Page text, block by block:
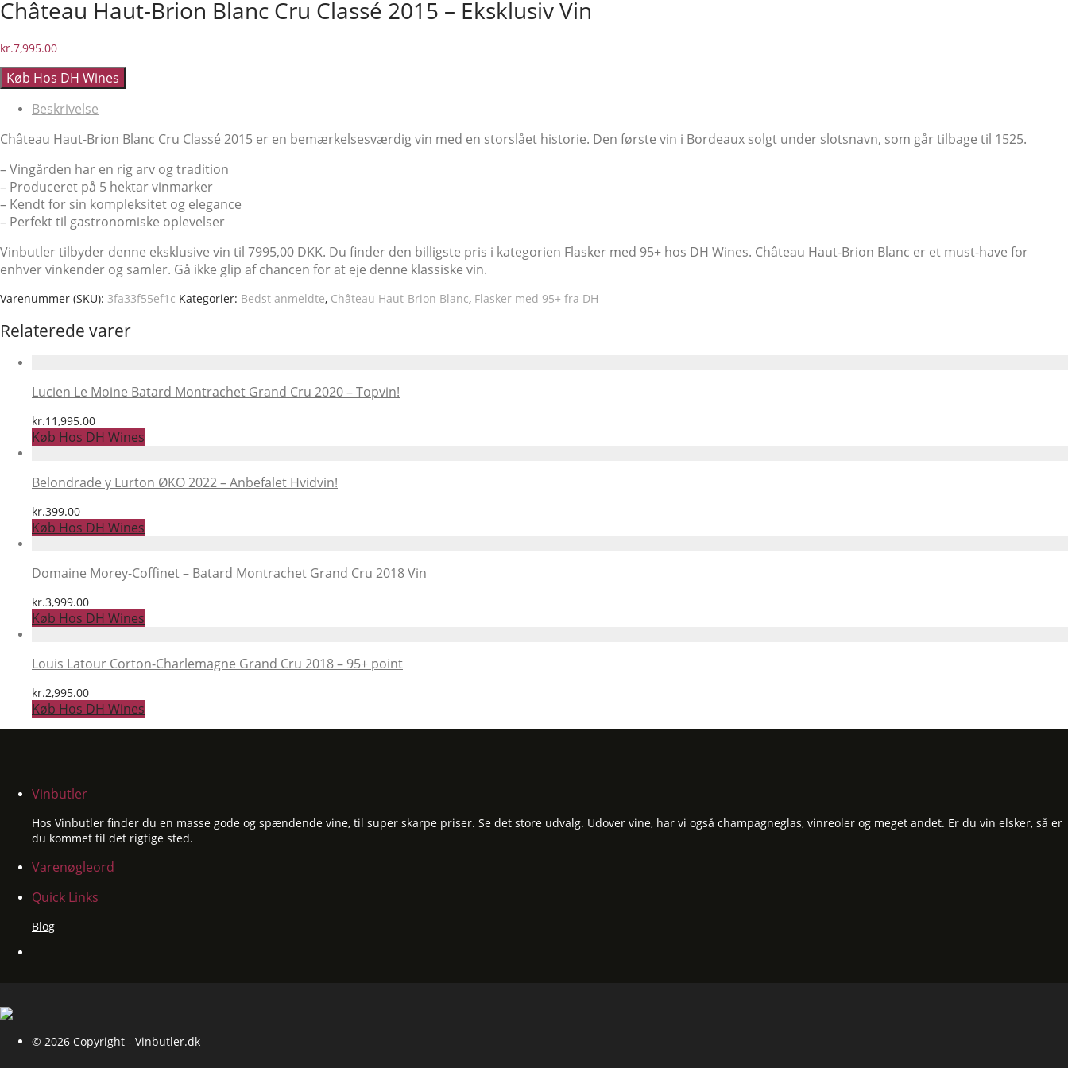
Château Haut-Brion Blanc Cru Classé 2015 – Eksklusiv Vin
kr.7,995.00
Køb Hos DH Wines
Beskrivelse
Château Haut-Brion Blanc Cru Classé 2015 er en bemærkelsesværdig vin med en storslået historie. Den første vin i Bordeaux solgt under slotsnavn, som går tilbage til 1525.
– Vingården har en rig arv og tradition
– Produceret på 5 hektar vinmarker
– Kendt for sin kompleksitet og elegance
– Perfekt til gastronomiske oplevelser
Vinbutler tilbyder denne eksklusive vin til 7995,00 DKK. Du finder den billigste pris i kategorien Flasker med 95+ hos DH Wines. Château Haut-Brion Blanc er et must-have for
enhver vinkender og samler. Gå ikke glip af chancen for at eje denne klassiske vin.
Varenummer (SKU): 3fa33f55ef1c Kategorier: Bedst anmeldte, Château Haut-Brion Blanc, Flasker med 95+ fra DH
Relaterede varer
Lucien Le Moine Batard Montrachet Grand Cru 2020 – Topvin!
kr.11,995.00
Køb Hos DH Wines
Belondrade y Lurton ØKO 2022 – Anbefalet Hvidvin!
kr.399.00
Køb Hos DH Wines
Domaine Morey-Coffinet – Batard Montrachet Grand Cru 2018 Vin
kr.3,999.00
Køb Hos DH Wines
Louis Latour Corton-Charlemagne Grand Cru 2018 – 95+ point
kr.2,995.00
Køb Hos DH Wines
Vinbutler
Hos Vinbutler finder du en masse gode og spændende vine, til super skarpe priser. Se det store udvalg. Udover vine, har vi også champagneglas, vinreoler og meget andet. Er du vin elsker, så er
du kommet til det rigtige sted.
Varenøgleord
Quick Links
Blog
© 2026 Copyright - Vinbutler.dk